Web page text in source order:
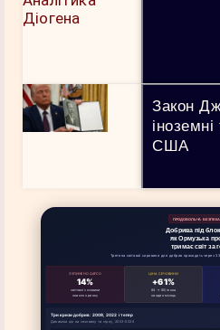
Закон
США
ПРОДОВОЛЬЧА БЕЗПЕКА
Добрива під
як Ормузька
тримає світ за
Третина світової сировини для добрив проходить через
ЗУПИНЕНО QAFCO
14%
світової сечовини
зникло з ринку
ЦІНА СЕЧОВИНИ
+61%
84 → 80/тонна
за один місяць
Три кризи добрив: 2008, 2022 і тепер
Динаміка цін на сечовину та сірку, 2003–2026